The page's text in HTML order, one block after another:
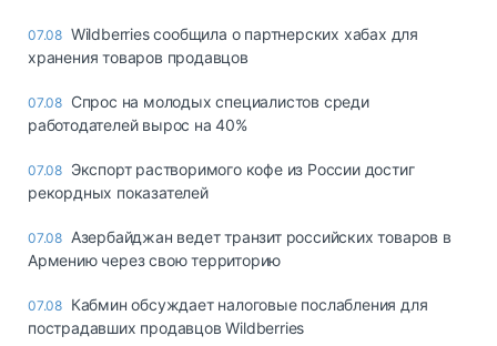
07.08 Wildberries сообщила о партнерских хабах для
хранения товаров продавцов
07.08 Спрос на молодых специалистов среди
работодателей вырос на 40%
07.08 Экспорт растворимого кофе из России достиг
рекордных показателей
07.08 Азербайджан ведет транзит российских товаров в
Армению через свою территорию
07.08 Кабмин обсуждает налоговые послабления для
пострадавших продавцов Wildberries